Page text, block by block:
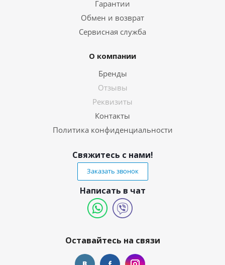
Гарантии
Обмен и возврат
Сервисная служба
О компании
Бренды
Отзывы
Реквизиты
Контакты
Политика конфиденциальности
Свяжитесь с нами!
Заказать звонок
Написать в чат
Оставайтесь на связи